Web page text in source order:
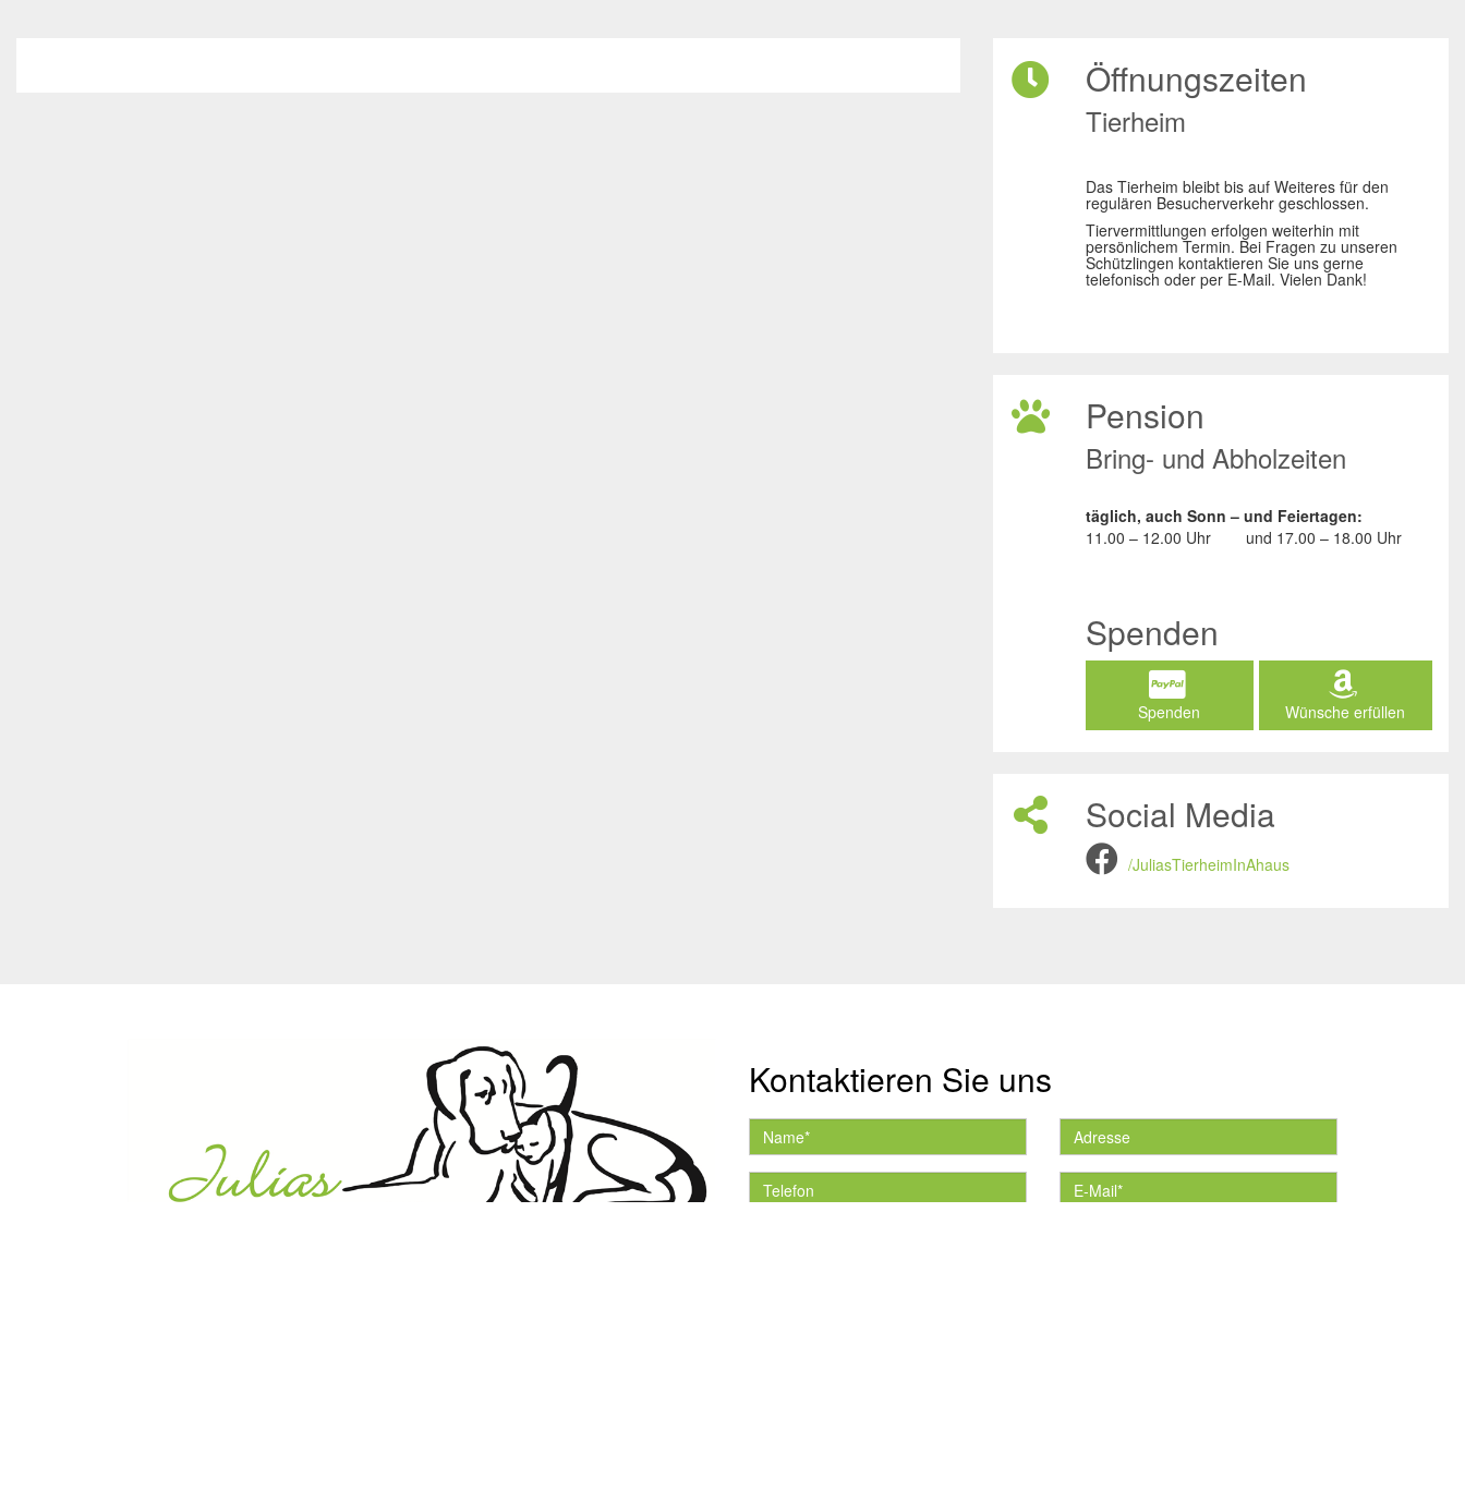
Öffnungszeiten
Tierheim
Das Tierheim bleibt bis auf Weiteres für den
regulären Besucherverkehr geschlossen.
Tiervermittlungen erfolgen weiterhin mit
persönlichem Termin. Bei Fragen zu unseren
Schützlingen kontaktieren Sie uns gerne
telefonisch oder per E-Mail. Vielen Dank!
Pension
Bring- und Abholzeiten
täglich, auch Sonn – und Feiertagen:
11.00 – 12.00 Uhr
und 17.00 – 18.00 Uhr
Spenden
Spenden Wünsche erfüllen
Social Media
/JuliasTierheimInAhaus
Kontaktieren Sie uns